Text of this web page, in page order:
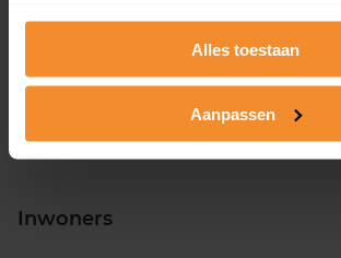
Alles toestaan
Aanpassen
2008 of later
Inwoners